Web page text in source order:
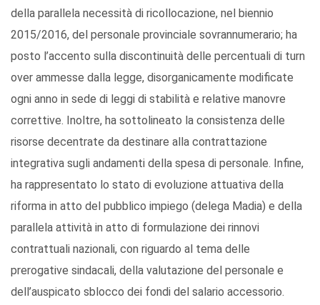
della parallela necessità di ricollocazione, nel biennio
2015/2016, del personale provinciale sovrannumerario; ha
posto l’accento sulla discontinuità delle percentuali di turn
over ammesse dalla legge, disorganicamente modificate
ogni anno in sede di leggi di stabilità e relative manovre
correttive. Inoltre, ha sottolineato la consistenza delle
risorse decentrate da destinare alla contrattazione
integrativa sugli andamenti della spesa di personale. Infine,
ha rappresentato lo stato di evoluzione attuativa della
riforma in atto del pubblico impiego (delega Madia) e della
parallela attività in atto di formulazione dei rinnovi
contrattuali nazionali, con riguardo al tema delle
prerogative sindacali, della valutazione del personale e
dell’auspicato sblocco dei fondi del salario accessorio.